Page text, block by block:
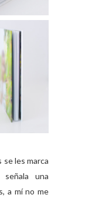
se les marca
una
a mí no me